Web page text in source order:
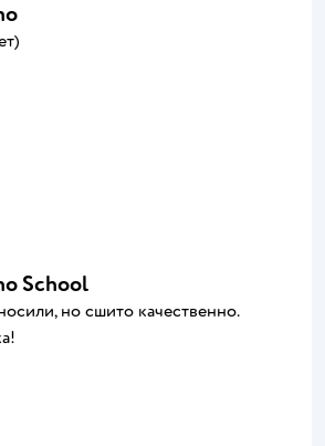
School
но сшито качественно.